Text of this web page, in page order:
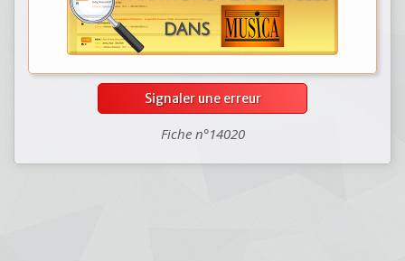
Signaler une erreur
Fiche n°14020